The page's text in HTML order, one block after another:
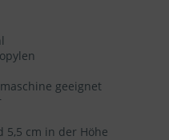
geeignet
5,5 cm in der Höhe